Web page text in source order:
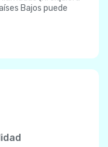
Bajos puede